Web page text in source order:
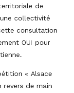
de
collectivité
consultation
OUI pour
« Alsace
revers de main